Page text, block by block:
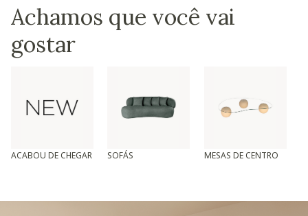
Achamos que você vai
gostar
ACABOU DE CHEGAR SOFÁS MESAS DE CENTRO